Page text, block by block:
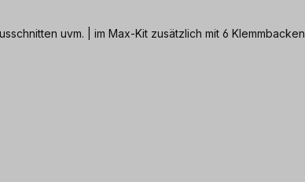
uvm. | im Max-Kit zusätzlich mit 6 Klemmbacken